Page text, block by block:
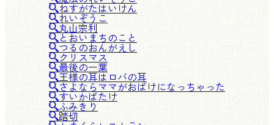
ねすがたはいけん
れいぞうこ
丸山宗利
とおいまちのこと
つるのおんがえし
クリスマス
最後の一葉
王様の耳はロバの耳
さよならママがおばけになっちゃった
すいかばたけ
ふみきり
踏切